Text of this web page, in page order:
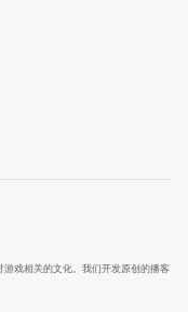
戏相关的文化。我们开发原创的播客